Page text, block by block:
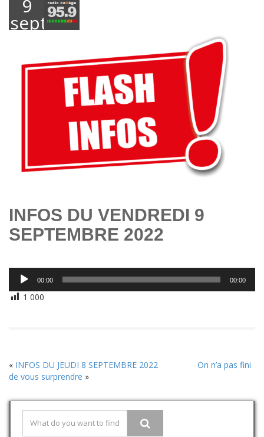
9
septembre
INFOS DU VENDREDI 9
SEPTEMBRE 2022
Lecteur
audio
00:00 00:00
1 000
« INFOS DU JEUDI 8 SEPTEMBRE 2022
On n’a pas fini
de vous surprendre »